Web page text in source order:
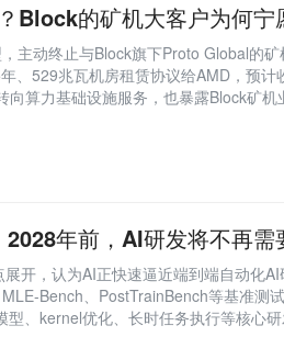
Block的矿机大客户为何宁
主动终止与Block旗下Proto Global的矿
、529兆瓦机房租赁协议给AMD，预计
向算力基础设施服务，也暴露Block矿机
年前，AI研发将不再需
开，认为AI正快速逼近端到端自动化
Bench、PostTrainBench等基准测
型、kernel优化、长时任务执行等核心